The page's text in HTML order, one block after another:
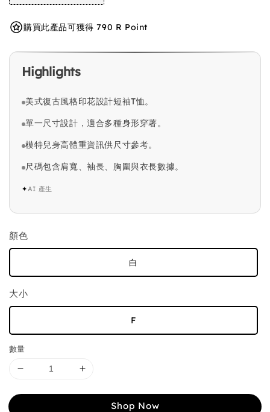
購買此產品可獲得 790 R Point
Highlights
美式復古風格印花設計短袖T恤。
單一尺寸設計，適合多種身形穿著。
模特兒身高體重資訊供尺寸參考。
尺碼包含肩寬、袖長、胸圍與衣長數據。
✦AI 產生
顏色
白
大小
F
數量
Shop Now